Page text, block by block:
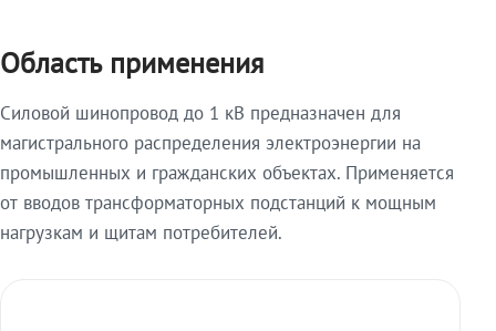
Область применения
Силовой шинопровод до 1 кВ предназначен для
магистрального распределения электроэнергии на
промышленных и гражданских объектах. Применяется
от вводов трансформаторных подстанций к мощным
нагрузкам и щитам потребителей.